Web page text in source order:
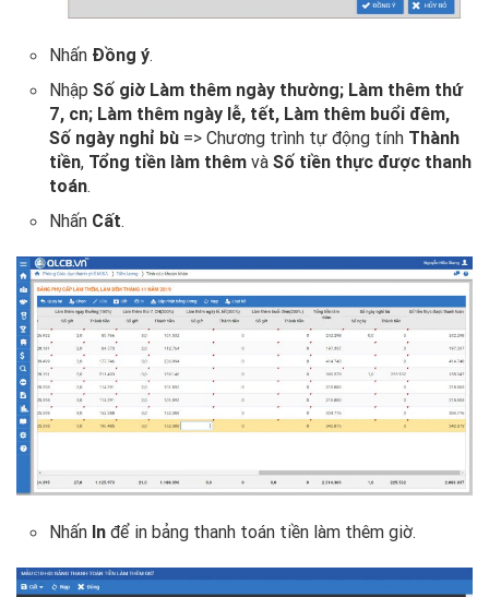
Nhấn Đồng ý.
Nhập Số giờ Làm thêm ngày thường; Làm thêm thứ
7, cn; Làm thêm ngày lễ, tết, Làm thêm buổi đêm,
Số ngày nghỉ bù => Chương trình tự động tính Thành
tiền, Tổng tiền làm thêm và Số tiền thực được thanh
toán.
Nhấn Cất.
Nhấn In để in bảng thanh toán tiền làm thêm giờ.